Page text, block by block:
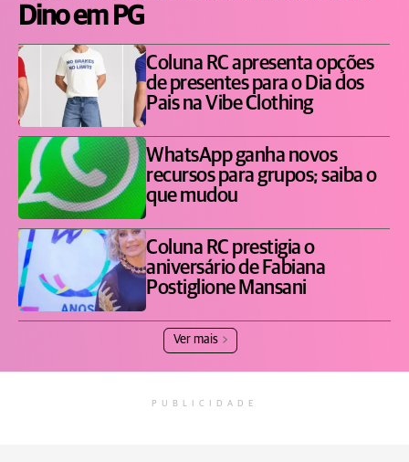
Dino em PG
Coluna RC apresenta opções
de presentes para o Dia dos
Pais na Vibe Clothing
WhatsApp ganha novos
recursos para grupos; saiba o
que mudou
Coluna RC prestigia o
aniversário de Fabiana
Postiglione Mansani
Ver mais
PUBLICIDADE